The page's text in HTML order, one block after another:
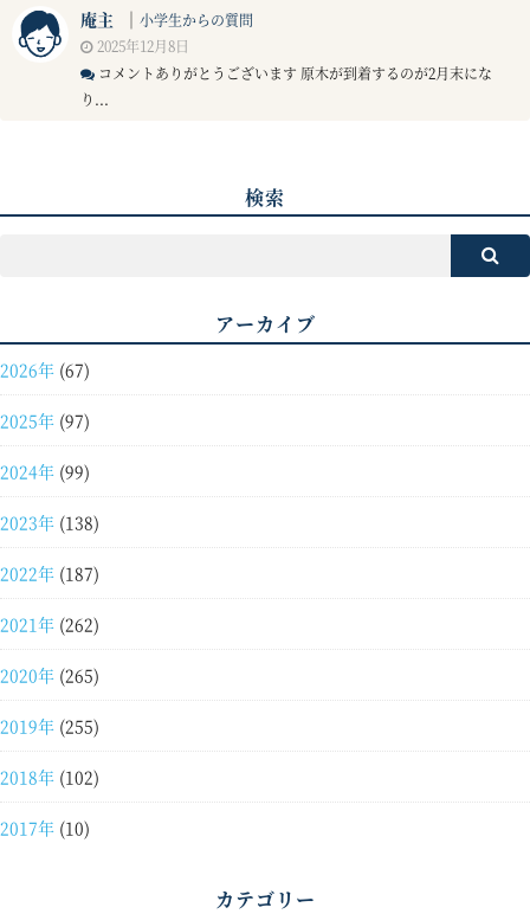
庵主 ｜ 小学生からの質問
2025年12月8日
コメントありがとうございます 原木が到着するのが2月末にな
り...
検索
アーカイブ
2026年 (67)
2025年 (97)
2024年 (99)
2023年 (138)
2022年 (187)
2021年 (262)
2020年 (265)
2019年 (255)
2018年 (102)
2017年 (10)
カテゴリー